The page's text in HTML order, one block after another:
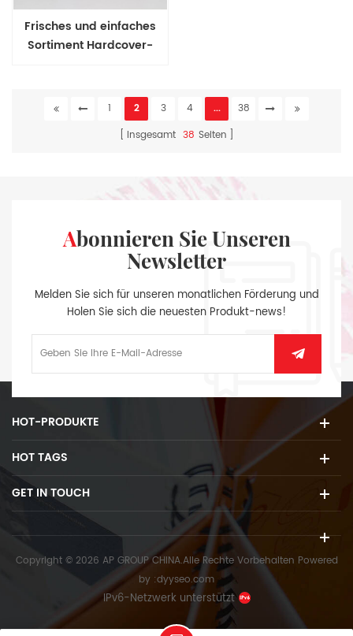
Frisches und einfaches
Sortiment Hardcover-
1 2 3 4 ...
38
Insgesamt 38 Seiten
Abonnieren Sie Unseren
Newsletter
Melden Sie sich für unseren monatlichen Förderung und
Holen Sie sich die neuesten Produkt-news!
HOT-PRODUKTE
HOT TAGS
GET IN TOUCH
Copyright © 2026 AP GROUP CHINA.Alle Rechte Vorbehalten Powered
by :dyyseo.com
IPv6-Netzwerk unterstützt